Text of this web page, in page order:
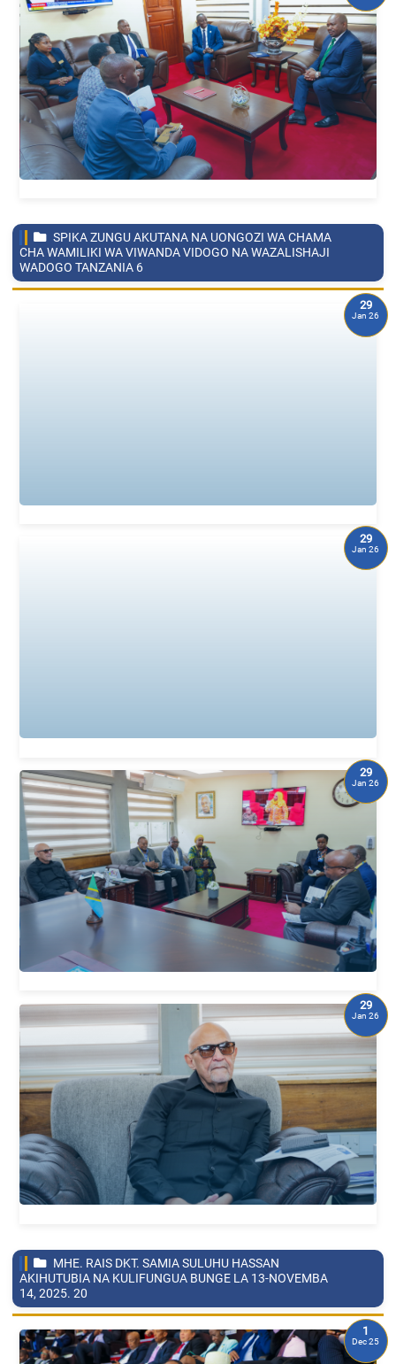
SPIKA ZUNGU AKUTANA NA UONGOZI WA CHAMA
CHA WAMILIKI WA VIWANDA VIDOGO NA WAZALISHAJI
WADOGO TANZANIA6
29
Jan 26
29
Jan 26
29
Jan 26
29
Jan 26
MHE. RAIS DKT. SAMIA SULUHU HASSAN
AKIHUTUBIA NA KULIFUNGUA BUNGE LA 13-NOVEMBA
14, 2025. 20
1
Dec 25